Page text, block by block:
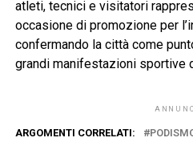
atleti, tecnici e visitatori
occasione di promozione per
confermando la città come
grandi manifestazioni sportive
ARGOMENTI CORRELATI: